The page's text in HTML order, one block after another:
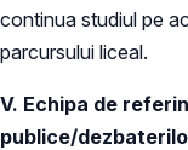
continua studiul pe
parcursului liceal.
V. Echipa de
publice/